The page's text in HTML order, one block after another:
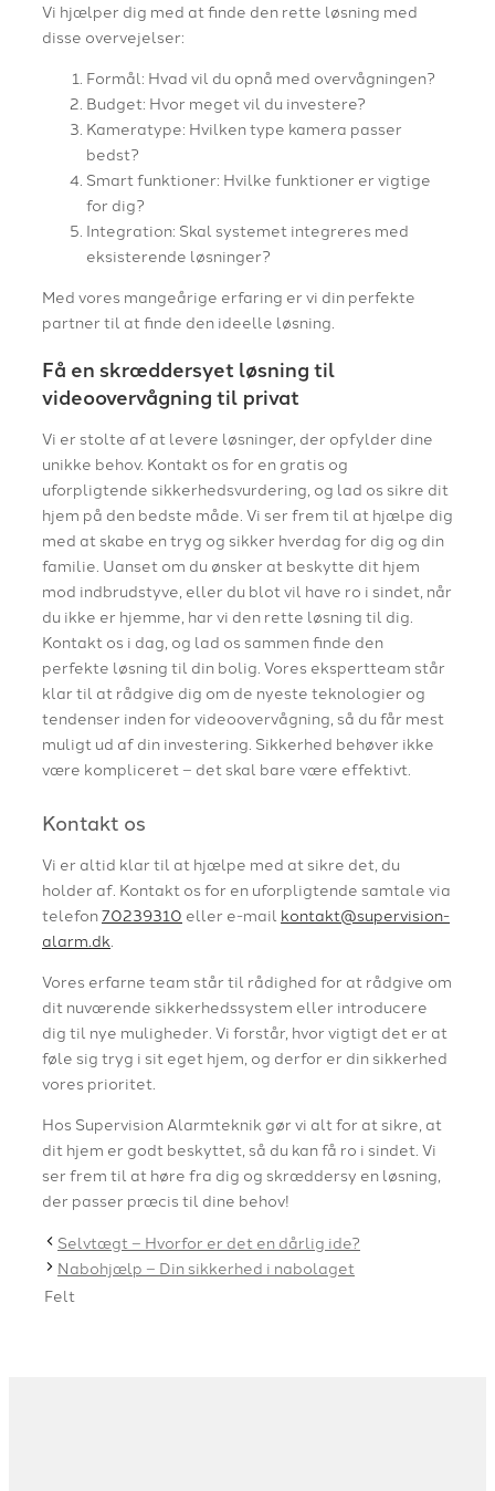
Vi hjælper dig med at finde den rette løsning med
disse overvejelser:
Formål: Hvad vil du opnå med overvågningen?
Budget: Hvor meget vil du investere?
Kameratype: Hvilken type kamera passer
bedst?
Smart funktioner: Hvilke funktioner er vigtige
for dig?
Integration: Skal systemet integreres med
eksisterende løsninger?
Med vores mangeårige erfaring er vi din perfekte
partner til at finde den ideelle løsning.
Få en skræddersyet løsning til
videoovervågning til privat
Vi er stolte af at levere løsninger, der opfylder dine
unikke behov. Kontakt os for en gratis og
uforpligtende sikkerhedsvurdering, og lad os sikre dit
hjem på den bedste måde. Vi ser frem til at hjælpe dig
med at skabe en tryg og sikker hverdag for dig og din
familie. Uanset om du ønsker at beskytte dit hjem
mod indbrudstyve, eller du blot vil have ro i sindet, når
du ikke er hjemme, har vi den rette løsning til dig.
Kontakt os i dag, og lad os sammen finde den
perfekte løsning til din bolig. Vores ekspertteam står
klar til at rådgive dig om de nyeste teknologier og
tendenser inden for videoovervågning, så du får mest
muligt ud af din investering. Sikkerhed behøver ikke
være kompliceret – det skal bare være effektivt.
Kontakt os
Vi er altid klar til at hjælpe med at sikre det, du
holder af. Kontakt os for en uforpligtende samtale via
telefon70239310 eller e-mail kontakt@supervision-
alarm.dk.
Vores erfarne team står til rådighed for at rådgive om
dit nuværende sikkerhedssystem eller introducere
dig til nye muligheder. Vi forstår, hvor vigtigt det er at
føle sig tryg i sit eget hjem, og derfor er din sikkerhed
vores prioritet.
Hos Supervision Alarmteknik gør vi alt for at sikre, at
dit hjem er godt beskyttet, så du kan få ro i sindet. Vi
ser frem til at høre fra dig og skræddersy en løsning,
der passer præcis til dine behov!
Selvtægt – Hvorfor er det en dårlig ide?
Nabohjælp – Din sikkerhed i nabolaget
Felt